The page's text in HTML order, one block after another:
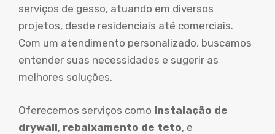
serviços de gesso, atuando em diversos
projetos, desde residenciais até comerciais.
Com um atendimento personalizado, buscamos
entender suas necessidades e sugerir as
melhores soluções.
Oferecemos serviços como instalação de
drywall, rebaixamento de teto, e